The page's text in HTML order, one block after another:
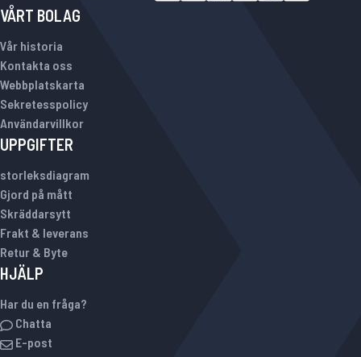
VÅRT BOLAG
Vår historia
Kontakta oss
Webbplatskarta
Sekretesspolicy
Användarvillkor
UPPGIFTER
storleksdiagram
Gjord på mått
Skräddarsytt
Frakt & leverans
Retur & Byte
HJÄLP
Har du en fråga?
Chatta
E-post